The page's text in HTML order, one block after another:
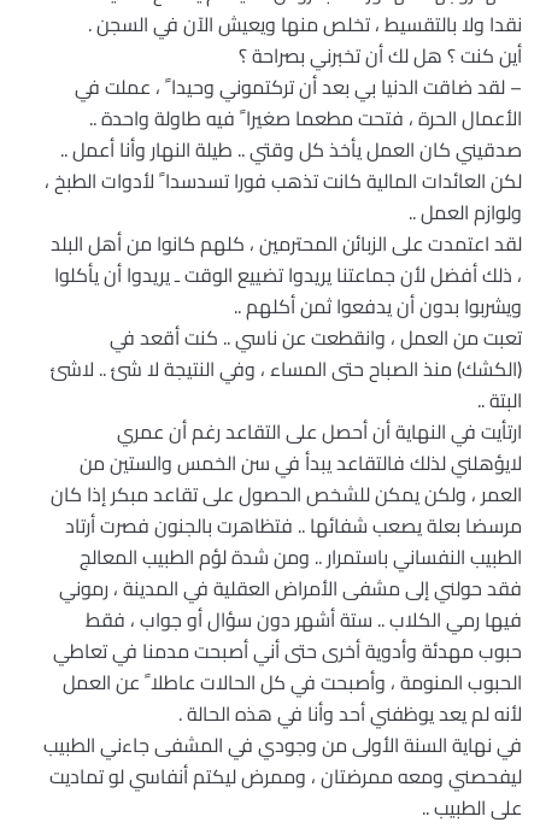
نقدا ولا بالتقسيط ، تخلص منها ويعيش الآن في السجن .
أين كنت ؟ هل لك أن تخبرني بصراحة ؟
– لقد ضاقت الدنيا بي بعد أن تركتموني وحيدا ً ، عملت في
الأعمال الحرة ، فتحت مطعما صغيرا ً فيه طاولة واحدة ..
صدقيني كان العمل يأخذ كل وقتي .. طيلة النهار وأنا أعمل ..
لكن العائدات المالية كانت تذهب فورا تسدسدا ً لأدوات الطبخ ،
ولوازم العمل ..
لقد اعتمدت على الزبائن المحترمين ، كلهم كانوا من أهل البلد
، ذلك أفضل لأن جماعتنا يريدوا تضييع الوقت ـ يريدوا أن يأكلوا
ويشربوا بدون أن يدفعوا ثمن أكلهم ..
تعبت من العمل ، وانقطعت عن ناسي .. كنت أقعد في
(الكشك) منذ الصباح حتى المساء ، وفي النتيجة لا شئ .. لاشئ
البتة ..
ارتأيت في النهاية أن أحصل على التقاعد رغم أن عمري
لايؤهلني لذلك فالتقاعد يبدأ في سن الخمس والستين من
العمر ، ولكن يمكن للشخص الحصول على تقاعد مبكر إذا كان
مرسضا بعلة يصعب شفائها .. فتظاهرت بالجنون فصرت أرتاد
الطبيب النفساني باستمرار .. ومن شدة لؤم الطبيب المعالج
فقد حولني إلى مشفى الأمراض العقلية في المدينة ، رموني
فيها رمي الكلاب .. ستة أشهر دون سؤال أو جواب ، فقط
حبوب مهدئة وأدوية أخرى حتى أني أصبحت مدمنا في تعاطي
الحبوب المنومة ، وأصبحت في كل الحالات عاطلا ً عن العمل
لأنه لم يعد يوظفني أحد وأنا في هذه الحالة .
في نهاية السنة الأولى من وجودي في المشفى جاءني الطبيب
ليفحصني ومعه ممرضتان ، وممرض ليكتم أنفاسي لو تماديت
على الطبيب ..